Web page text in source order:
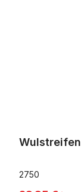
Wulstreifen
2750